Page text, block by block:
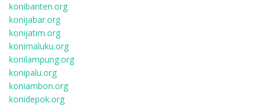
konibanten.org
konijabar.org
konijatim.org
konimaluku.org
konilampung.org
konipalu.org
koniambon.org
konidepok.org